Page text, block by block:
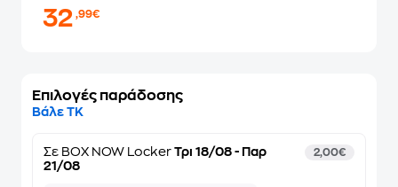
32,99€
Επιλογές παράδοσης
Βάλε ΤΚ
Σε BOX NOW Locker Τρι 18/08 - Παρ
21/08
2,00€